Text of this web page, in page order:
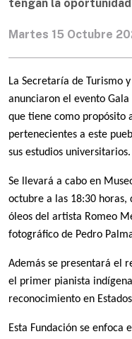
tengan la
Martes 15 Octubre
La Secretaría de Turismo
anunciaron el evento
que tiene como propósito
pertenecientes a este
sus estudios universitarios.
Se llevará a cabo en
octubre a las 18:30 horas,
óleos del artista Romeo
fotográfico de Pedro
Además se presentará el
el primer pianista
reconocimiento en
Esta Fundación se enfoca